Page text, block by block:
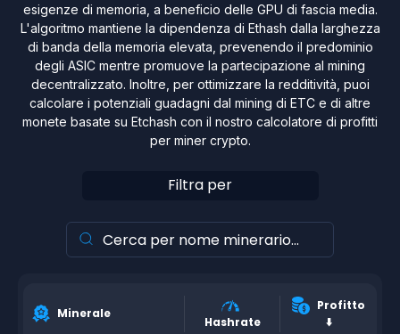
esigenze di memoria, a beneficio delle GPU di fascia media.
L'algoritmo mantiene la dipendenza di Ethash dalla larghezza
di banda della memoria elevata, prevenendo il predominio
degli ASIC mentre promuove la partecipazione al mining
decentralizzato. Inoltre, per ottimizzare la redditività, puoi
calcolare i potenziali guadagni dal mining di ETC e di altre
monete basate su Etchash con il nostro calcolatore di profitti
per miner crypto.
Filtra per
Minerale
Hashrate
Profitto
⬇️